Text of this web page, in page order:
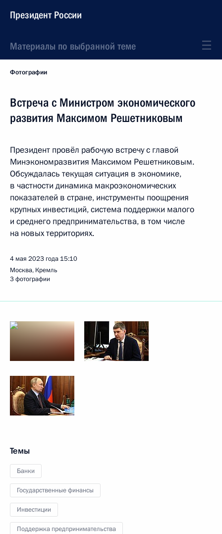
Президент России
Материалы по выбранной теме
Фотографии
Встреча с Министром экономического
развития Максимом Решетниковым
Президент провёл рабочую встречу с главой
Минэкономразвития Максимом Решетниковым.
Обсуждалась текущая ситуация в экономике,
в частности динамика макроэкономических
показателей в стране, инструменты поощрения
крупных инвестиций, система поддержки малого
и среднего предпринимательства, в том числе
на новых территориях.
4 мая 2023 года 15:10
Москва, Кремль
3 фотографии
Темы
Банки
Государственные финансы
Инвестиции
Поддержка предпринимательства